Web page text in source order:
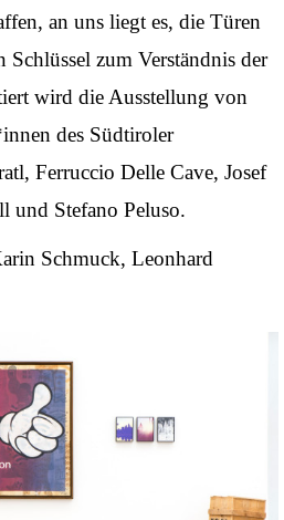
an uns liegt es, die Türen
zum Verständnis der
wird die Ausstellung von
des Südtiroler
Ferruccio Delle Cave, Josef
Stefano Peluso.
Schmuck, Leonhard